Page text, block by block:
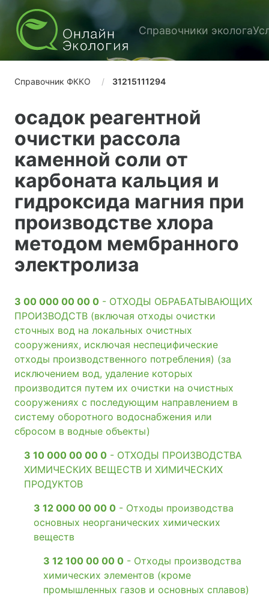
Справочники эколога
Справочник ФККО 31215111294
осадок реагентной
очистки рассола
каменной соли от
карбоната кальция и
гидроксида магния при
производстве хлора
методом мембранного
электролиза
3 00 000 00 00 0 - ОТХОДЫ ОБРАБАТЫВАЮЩИХ
ПРОИЗВОДСТВ (включая отходы очистки
сточных вод на локальных очистных
сооружениях, исключая неспецифические
отходы производственного потребления) (за
исключением вод, удаление которых
производится путем их очистки на очистных
сооружениях с последующим направлением в
систему оборотного водоснабжения или
сбросом в водные объекты)
3 10 000 00 00 0 - ОТХОДЫ ПРОИЗВОДСТВА
ХИМИЧЕСКИХ ВЕЩЕСТВ И ХИМИЧЕСКИХ
ПРОДУКТОВ
3 12 000 00 00 0 - Отходы производства
основных неорганических химических
веществ
3 12 100 00 00 0 - Отходы производства
химических элементов (кроме
промышленных газов и основных сплавов)